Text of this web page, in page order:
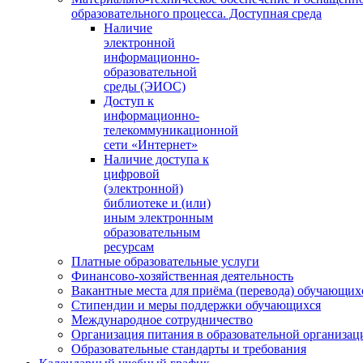
образовательного процесса. Доступная среда
Наличие
электронной
информационно-
образовательной
среды (ЭИОС)
Доступ к
информационно-
телекоммуникационной
сети «Интернет»
Наличие доступа к
цифровой
(электронной)
библиотеке и (или)
иным электронным
образовательным
ресурсам
Платные образовательные услуги
Финансово-хозяйственная деятельность
Вакантные места для приёма (перевода)
Стипендии и меры поддержки обучающихся
Международное сотрудничество
Организация питания в образовательной
Образовательные стандарты и требования